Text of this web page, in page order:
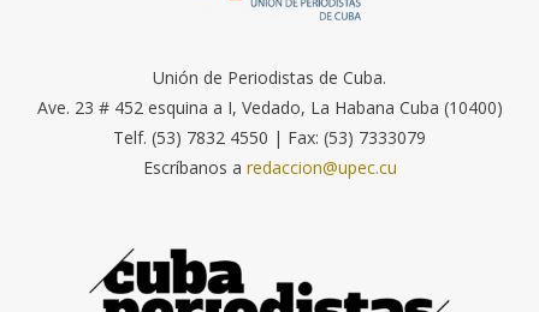
Unión de Periodistas de Cuba.
Ave. 23 # 452 esquina a I, Vedado, La Habana Cuba (10400)
Telf. (53) 7832 4550 | Fax: (53) 7333079
Escríbanos a redaccion@upec.cu